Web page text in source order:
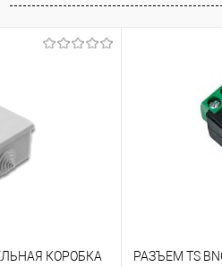
КОРОБКА
РАЗЪЕМ TS